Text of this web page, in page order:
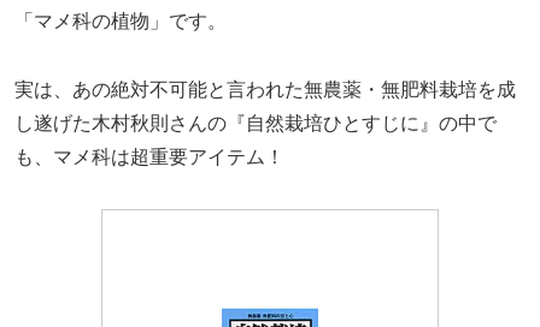
「マメ科の植物」です。
実は、あの絶対不可能と言われた無農薬・無肥料栽培を成
し遂げた木村秋則さんの『自然栽培ひとすじに』の中で
も、マメ科は超重要アイテム！